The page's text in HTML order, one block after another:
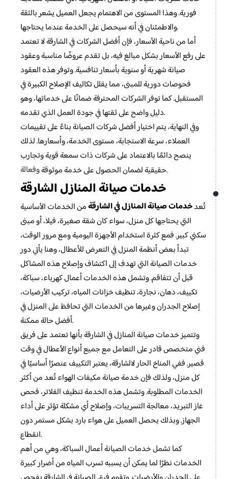
فورية. وهذا المستوى من الاهتمام يجعل العميل يشعر بالثقة
والاطمئنان في أنه سيحصل على الخدمة عندما يحتاجها.
أما من ناحية الأسعار، فإن أفضل الشركات في الشارقة لا تعتمد
على رفع الأسعار بشكل مبالغ فيه، بل تقدم عروضًا مناسبة وعقود
صيانة شهرية أو سنوية بأسعار تنافسية. وتوفر هذه العقود
فحوصات دورية للمبنى، مما يقلل تكاليف الإصلاح الكبيرة في
المستقبل. كما توفر الشركات المحترفة ضمانًا على خدماتها، وهو
دليل واضح على ثقتها في جودة العمل الذي تقدمه.
وفي النهاية، يتم اختيار أفضل شركات الصيانة بناءً على تقييمات
العملاء، سرعة الاستجابة، مستوى الخدمة، وأسعارها. لذلك
ينصح دائمًا بالاعتماد على شركات ذات سمعة قوية وتجارب
حقيقية لضمان الحصول على خدمة موثوقةوفعالة .
خدمات صيانة المنازل الشارقة
تُعدخدمات صيانة المنازل في الشارقةمن الخدمات الأساسية
التي يحتاجها كل منزل، سواء كان شقة صغيرة، فيلا، أو مبنى
سكني كبير. فمع كثرة استخدام الأجهزة اليومية ومع مرور الوقت،
تبدأ بعض أنظمة المنزل في التعرض للأعطال، وهنا يأتي دور
خدمات الصيانة التي تهدف إلى اكتشاف وإصلاح هذه المشاكل
قبل أن تتفاقم. وتشمل هذه الخدمات أعمال كهرباء، سباكة،
تكييف، دهان، نجارة، تنظيف خزانات المياه، تركيب الأرضيات،
إصلاح الجدران وغيرها من الخدمات التي تحافظ على المنزل في
أفضل حالة ممكنة.
وتتميز خدمات صيانة المنازل في الشارقة بأنها تعتمد على فريق
فني متخصص قادر على التعامل مع جميع أنواع الأعطال في وقت
قصير. ففي المناخ الحار لالشارقة، يعتبر التكييف عنصرًا أساسيًا في
كل منزل، ولذلك فإن خدمة صيانة مكيفات الهواء تُعد من أكثر
الخدمات المطلوبة. وتشمل هذه الخدمة تنظيف الفلاتر، فحص
غاز التبريد، معالجة التسريبات، وإصلاح أي مشكلة تؤثر على أداء
الجهاز. وبذلك يحصل العميل على هواء بارد بشكل مستمر دون
انقطاع.
كما تشمل خدمات الصيانة أعمال السباكة، وهي من أهم
الخدمات نظرًا لما يمكن أن يسببه تسرب المياه من أضرار كبيرة